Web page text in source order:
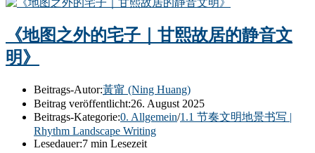
《地图之外的宅子｜甘熙故居的静音文
明》
Beitrags-Autor:黃甯 (Ning Huang)
Beitrag veröffentlicht:26. August 2025
Beitrags-Kategorie:0. Allgemein/1.1 节奏文明地景书写 |
Rhythm Landscape Writing
Lesedauer:7 min Lesezeit